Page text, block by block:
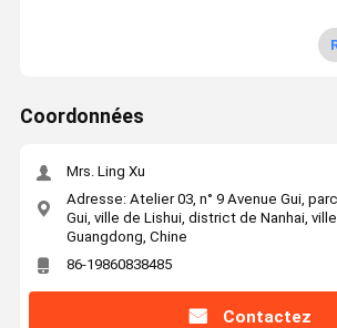
Coordonnées
Mrs. Ling Xu
Adresse: Atelier 03, n° 9 Avenue Gui,
Gui, ville de Lishui, district de Nanhai, ville
Guangdong, Chine
86-19860838485
Contactez